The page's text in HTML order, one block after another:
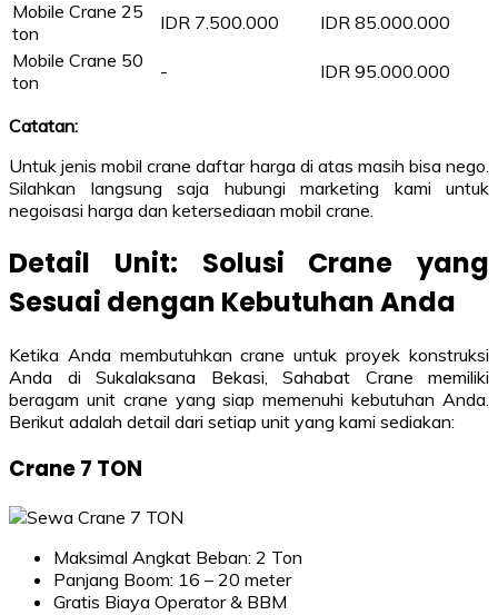
Mobile Crane 25
ton
IDR 7.500.000
IDR 85.000.000
Mobile Crane 50
ton
- IDR 95.000.000
Catatan:
Untuk jenis mobil crane daftar harga di atas masih bisa nego.
Silahkan langsung saja hubungi marketing kami untuk
negoisasi harga dan ketersediaan mobil crane.
Detail Unit: Solusi Crane yang
Sesuai dengan Kebutuhan Anda
Ketika Anda membutuhkan crane untuk proyek konstruksi
Anda di Sukalaksana Bekasi, Sahabat Crane memiliki
beragam unit crane yang siap memenuhi kebutuhan Anda.
Berikut adalah detail dari setiap unit yang kami sediakan:
Crane 7 TON
Maksimal Angkat Beban: 2 Ton
Panjang Boom: 16 – 20 meter
Gratis Biaya Operator & BBM